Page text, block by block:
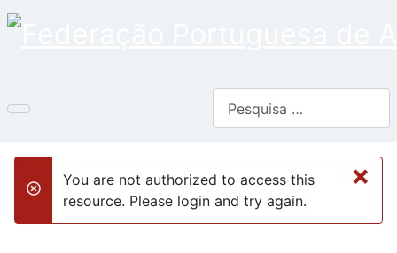
×
danger
You are not authorized to access this
resource. Please login and try again.